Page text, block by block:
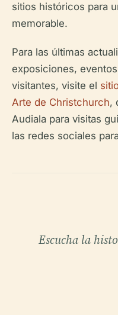
sitios históricos para
memorable.
Para las últimas
exposiciones,
visitantes, visite el
Arte de Christchurch,
Audiala para visitas
las redes sociales
Escucha la